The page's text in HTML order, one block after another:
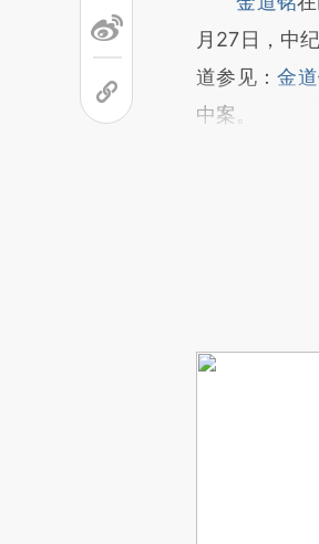
月27日，中
道参见：金
中案。